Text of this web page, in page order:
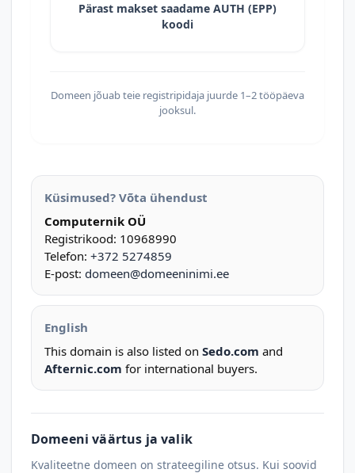
Pärast makset saadame AUTH (EPP)
koodi
Domeen jõuab teie registripidaja juurde 1–2 tööpäeva
jooksul.
Küsimused? Võta ühendust
Computernik OÜ
Registrikood: 10968990
Telefon: +372 5274859
E-post: domeen@domeeninimi.ee
English
This domain is also listed on Sedo.com and
Afternic.com for international buyers.
Domeeni väärtus ja valik
Kvaliteetne domeen on strateegiline otsus. Kui soovid